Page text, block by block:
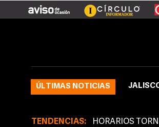
ÚLTIMAS NOTICIAS
TENDENCIAS: HORARIOS